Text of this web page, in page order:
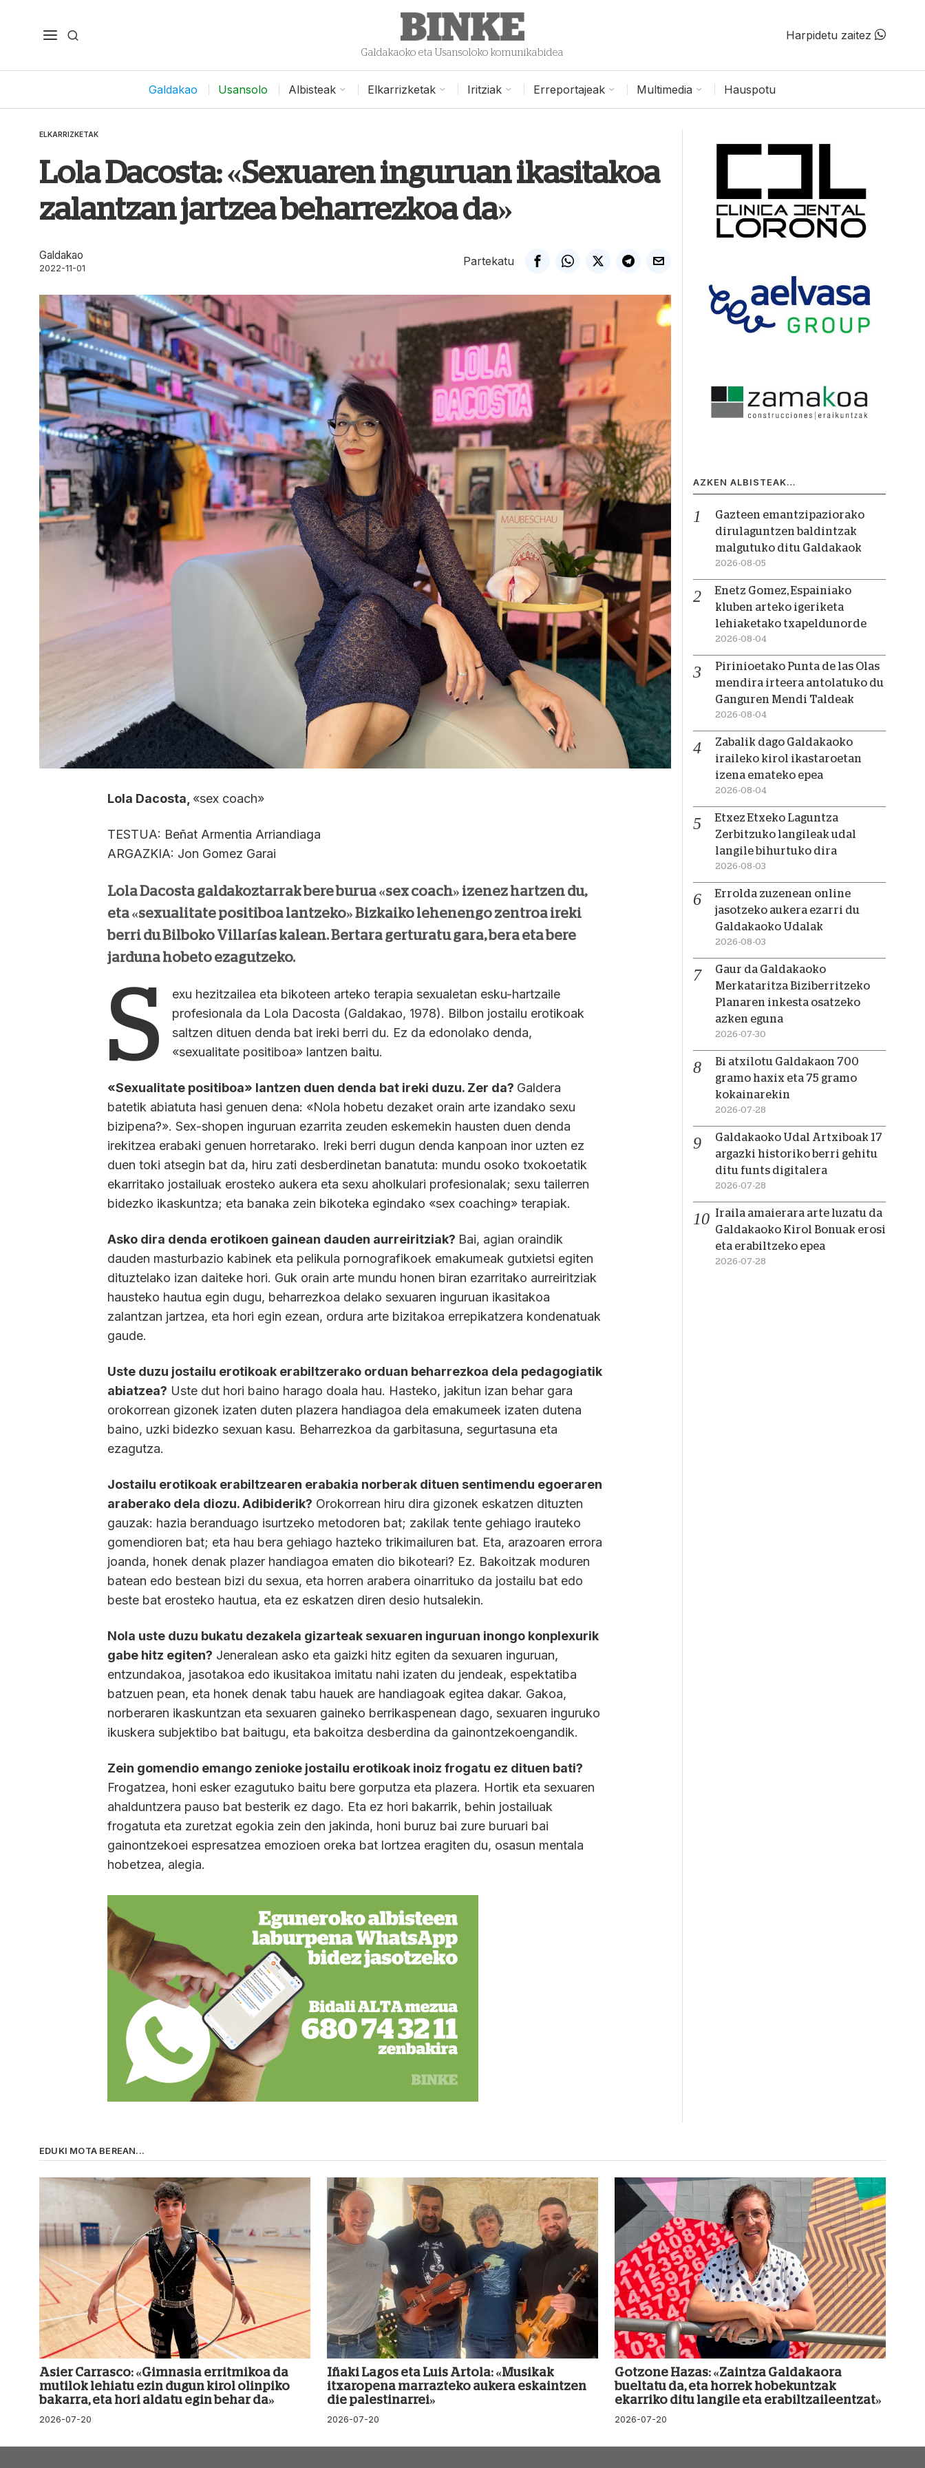
Galdakaoko eta Usansoloko komunikabidea
Harpidetu zaitez
Galdakao Usansolo Albisteak Elkarrizketak Iritziak Erreportajeak Multimedia Hauspotu
ELKARRIZKETAK
Lola Dacosta: «Sexuaren inguruan ikasitakoa
zalantzan jartzea beharrezkoa da»
Galdakao
2022-11-01
Partekatu
Lola Dacosta «sex coach»
TESTUA: Beñat Armentia Arriandiaga
ARGAZKIA: Jon Gomez Garai
Lola Dacosta galdakoztarrak bere burua «sex coach» izenez hartzen du,
eta «sexualitate positiboa lantzeko» Bizkaiko lehenengo zentroa ireki
berri du Bilboko Villarías kalean. Bertara gerturatu gara, bera eta bere
jarduna hobeto ezagutzeko.
S
exu hezitzailea eta bikoteen arteko terapia sexualetan esku-hartzaile
profesionala da Lola Dacosta (Galdakao, 1978). Bilbon jostailu erotikoak
saltzen dituen denda bat ireki berri du. Ez da edonolako denda,
«sexualitate positiboa» lantzen baitu.
«Sexualitate positiboa» lantzen duen denda bat ireki duzu. Zer da? Galdera
batetik abiatuta hasi genuen dena: «Nola hobetu dezaket orain arte izandako sexu
bizipena?». Sex-shopen inguruan ezarrita zeuden eskemekin hausten duen denda
irekitzea erabaki genuen horretarako. Ireki berri dugun denda kanpoan inor uzten ez
duen toki atsegin bat da, hiru zati desberdinetan banatuta: mundu osoko txokoetatik
ekarritako jostailuak erosteko aukera eta sexu aholkulari profesionalak; sexu tailerren
bidezko ikaskuntza; eta banaka zein bikoteka egindako «sex coaching» terapiak.
Asko dira denda erotikoen gainean dauden aurreiritziak? Bai, agian oraindik
dauden masturbazio kabinek eta pelikula pornografikoek emakumeak gutxietsi egiten
dituztelako izan daiteke hori. Guk orain arte mundu honen biran ezarritako aurreiritziak
hausteko hautua egin dugu, beharrezkoa delako sexuaren inguruan ikasitakoa
zalantzan jartzea, eta hori egin ezean, ordura arte bizitakoa errepikatzera kondenatuak
gaude.
Uste duzu jostailu erotikoak erabiltzerako orduan beharrezkoa dela pedagogiatik
abiatzea? Uste dut hori baino harago doala hau. Hasteko, jakitun izan behar gara
orokorrean gizonek izaten duten plazera handiagoa dela emakumeek izaten dutena
baino, uzki bidezko sexuan kasu. Beharrezkoa da garbitasuna, segurtasuna eta
ezagutza.
Jostailu erotikoak erabiltzearen erabakia norberak dituen sentimendu egoeraren
araberako dela diozu. Adibiderik? Orokorrean hiru dira gizonek eskatzen dituzten
gauzak: hazia beranduago isurtzeko metodoren bat; zakilak tente gehiago irauteko
gomendioren bat; eta hau bera gehiago hazteko trikimailuren bat. Eta, arazoaren errora
joanda, honek denak plazer handiagoa ematen dio bikoteari? Ez. Bakoitzak moduren
batean edo bestean bizi du sexua, eta horren arabera oinarrituko da jostailu bat edo
beste bat erosteko hautua, eta ez eskatzen diren desio hutsalekin.
Nola uste duzu bukatu dezakela gizarteak sexuaren inguruan inongo konplexurik
gabe hitz egiten? Jeneralean asko eta gaizki hitz egiten da sexuaren inguruan,
entzundakoa, jasotakoa edo ikusitakoa imitatu nahi izaten du jendeak, espektatiba
batzuen pean, eta honek denak tabu hauek are handiagoak egitea dakar. Gakoa,
norberaren ikaskuntzan eta sexuaren gaineko berrikaspenean dago, sexuaren inguruko
ikuskera subjektibo bat baitugu, eta bakoitza desberdina da gainontzekoengandik.
Zein gomendio emango zenioke jostailu erotikoak inoiz frogatu ez dituen bati?
Frogatzea, honi esker ezagutuko baitu bere gorputza eta plazera. Hortik eta sexuaren
ahalduntzera pauso bat besterik ez dago. Eta ez hori bakarrik, behin jostailuak
frogatuta eta zuretzat egokia zein den jakinda, honi buruz bai zure buruari bai
gainontzekoei espresatzea emozioen oreka bat lortzea eragiten du, osasun mentala
hobetzea, alegia.
AZKEN ALBISTEAK…
Gazteen emantzipaziorako
dirulaguntzen baldintzak
malgutuko ditu Galdakaok
2026-08-05
Enetz Gomez, Espainiako
kluben arteko igeriketa
lehiaketako txapeldunorde
2026-08-04
Pirinioetako Punta de las Olas
mendira irteera antolatuko du
Ganguren Mendi Taldeak
2026-08-04
Zabalik dago Galdakaoko
iraileko kirol ikastaroetan
izena emateko epea
2026-08-04
Etxez Etxeko Laguntza
Zerbitzuko langileak udal
langile bihurtuko dira
2026-08-03
Errolda zuzenean online
jasotzeko aukera ezarri du
Galdakaoko Udalak
2026-08-03
Gaur da Galdakaoko
Merkataritza Biziberritzeko
Planaren inkesta osatzeko
azken eguna
2026-07-30
Bi atxilotu Galdakaon 700
gramo haxix eta 75 gramo
kokainarekin
2026-07-28
Galdakaoko Udal Artxiboak 17
argazki historiko berri gehitu
ditu funts digitalera
2026-07-28
Iraila amaierara arte luzatu da
Galdakaoko Kirol Bonuak erosi
eta erabiltzeko epea
2026-07-28
EDUKI MOTA BEREAN...
Asier Carrasco: «Gimnasia erritmikoa da
mutilok lehiatu ezin dugun kirol olinpiko
bakarra, eta hori aldatu egin behar da»
2026-07-20
Iñaki Lagos eta Luis Artola: «Musikak
itxaropena marrazteko aukera eskaintzen
die palestinarrei»
2026-07-20
Gotzone Hazas: «Zaintza Galdakaora
bueltatu da, eta horrek hobekuntzak
ekarriko ditu langile eta erabiltzaileentzat»
2026-07-20